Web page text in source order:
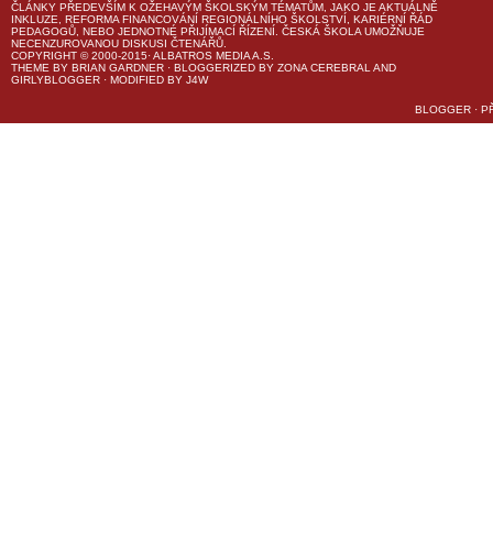
ČLÁNKY PŘEDEVŠÍM K OŽEHAVÝM ŠKOLSKÝM TÉMATŮM, JAKO JE AKTUÁLNĚ
INKLUZE, REFORMA FINANCOVÁNÍ REGIONÁLNÍHO ŠKOLSTVÍ, KARIÉRNÍ ŘÁD
PEDAGOGŮ, NEBO JEDNOTNÉ PŘIJÍMACÍ ŘÍZENÍ. ČESKÁ ŠKOLA UMOŽŇUJE
NECENZUROVANOU DISKUSI ČTENÁŘŮ.
COPYRIGHT © 2000-2015· ALBATROS MEDIA A.S.
THEME BY BRIAN GARDNER · BLOGGERIZED BY ZONA CEREBRAL AND
GIRLYBLOGGER · MODIFIED BY J4W
BLOGGER ·